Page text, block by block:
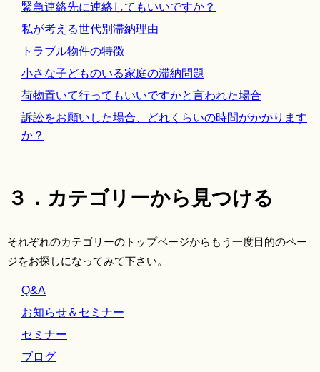
緊急連絡先に連絡してもいいですか？
私が考える世代別滞納理由
トラブル物件の特徴
小さな子どものいる家庭の滞納問題
荷物置いて行ってもいいですかと言われた場合
訴訟をお願いした場合、どれくらいの時間がかかります
か？
３．カテゴリーから見つける
それぞれのカテゴリーのトップページからもう一度目的のペー
ジをお探しになってみて下さい。
Q&A
お知らせ＆セミナー
セミナー
ブログ